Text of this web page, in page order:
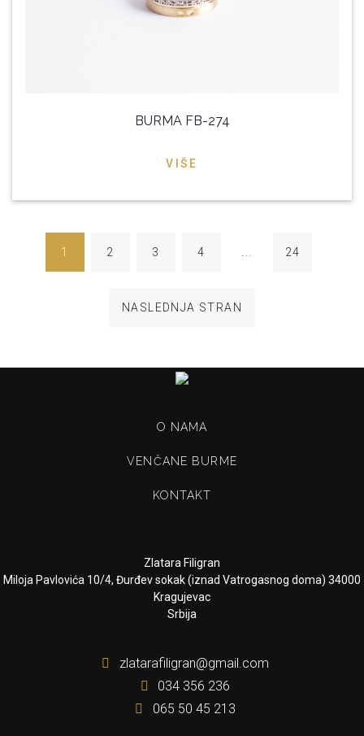
BURMA FB-274
VIŠE
1 2 3 4 24
NASLEDNJA STRAN
O NAMA
VENČANE BURME
KONTAKT
Zlatara Filigran
Miloja Pavlovića 10/4, Đurđev sokak (iznad Vatrogasnog doma) 34000
Kragujevac
Srbija
zlatarafiligran@gmail.com
034 356 236
065 50 45 213